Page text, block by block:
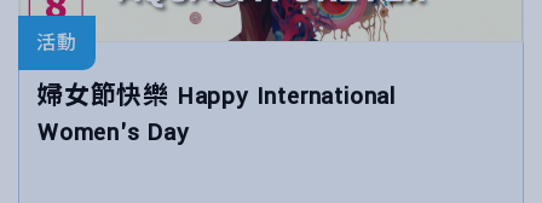
活動
婦女節快樂 Happy International
Women's Day